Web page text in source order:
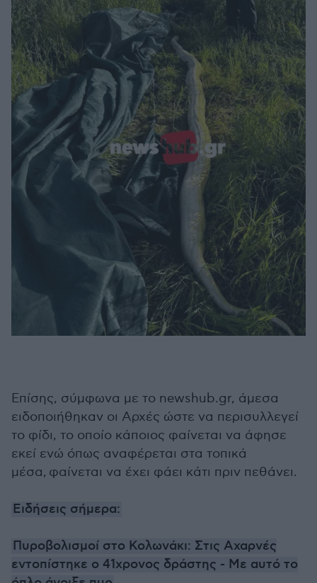
Επίσης, σύμφωνα με το newshub.gr, άμεσα
ειδοποιήθηκαν οι Αρχές ώστε να περισυλλεγεί
το φίδι, το οποίο κάποιος φαίνεται να άφησε
εκεί ενώ όπως αναφέρεται στα τοπικά
μέσα, φαίνεται να έχει φάει κάτι πριν πεθάνει.
Ειδήσεις σήμερα:
Πυροβολισμοί στο Κολωνάκι: Στις Αχαρνές
εντοπίστηκε ο 41χρονος δράστης - Με αυτό το